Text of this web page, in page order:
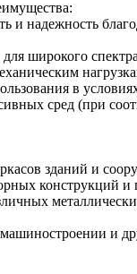
и надежность
широкого
в
сред (при
зданий и
конструкций и
и